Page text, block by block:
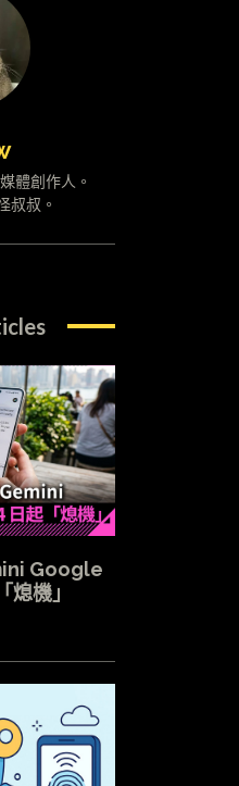
體創作人。
叔叔。
Google
機」